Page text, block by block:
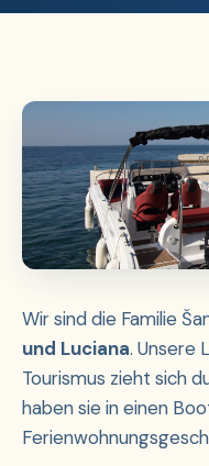
Wir sind die Familie
und Luciana. Unsere
Tourismus zieht sich
haben sie in einen